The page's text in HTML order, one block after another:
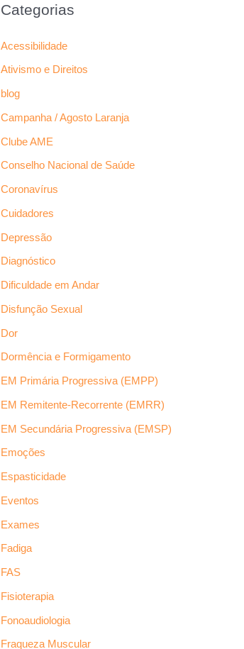
Categorias
Acessibilidade
Ativismo e Direitos
blog
Campanha / Agosto Laranja
Clube AME
Conselho Nacional de Saúde
Coronavírus
Cuidadores
Depressão
Diagnóstico
Dificuldade em Andar
Disfunção Sexual
Dor
Dormência e Formigamento
EM Primária Progressiva (EMPP)
EM Remitente-Recorrente (EMRR)
EM Secundária Progressiva (EMSP)
Emoções
Espasticidade
Eventos
Exames
Fadiga
FAS
Fisioterapia
Fonoaudiologia
Fraqueza Muscular